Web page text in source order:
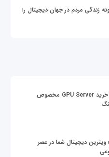
زندگی مردم در جهان دیجیتال را
قیمت سرور گرافیکی | خرید GPU Server مخصوص
دیجیتال شما در عصر